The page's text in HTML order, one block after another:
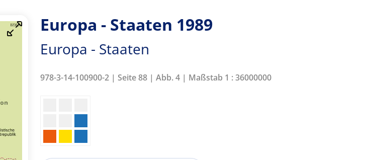
Europa - Staaten 1989
Europa - Staaten
978-3-14-100900-2 | Seite 88 | Abb. 4 | Maßstab 1 : 36000000